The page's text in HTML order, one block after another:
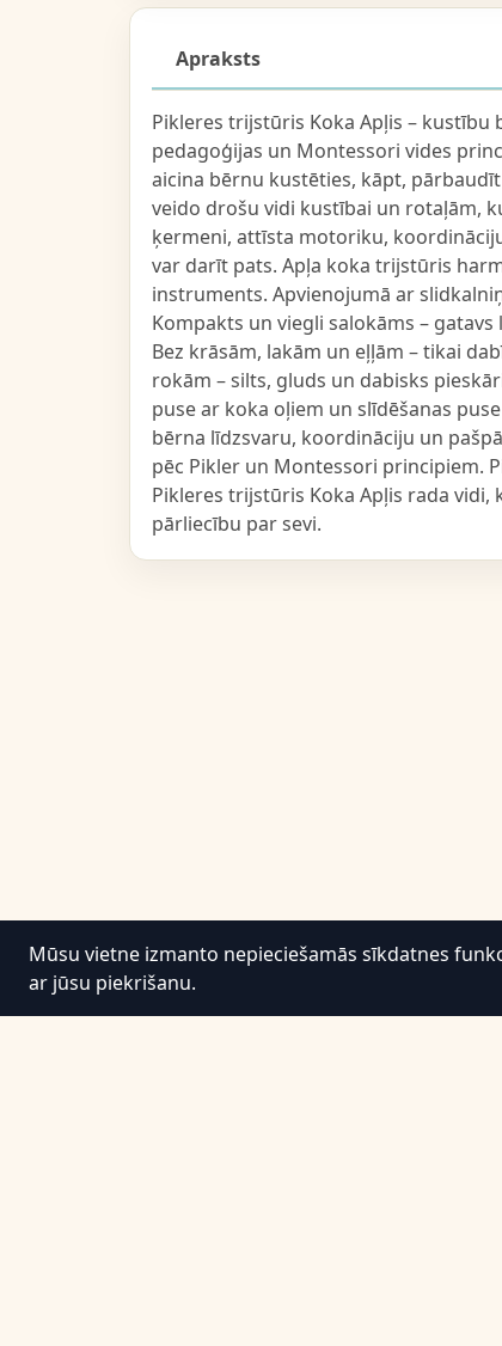
Apraksts
Pikleres trijstūris Koka Apļis –
pedagoģijas un Montessori vides
aicina bērnu kustēties, kāpt,
veido drošu vidi kustībai un rotaļām,
ķermeni, attīsta motoriku,
var darīt pats. Apļa koka trijstūris
instruments. Apvienojumā ar
Kompakts un viegli salokāms –
Bez krāsām, lakām un eļļām – tikai
rokām – silts, gluds un dabisks
puse ar koka oļiem un slīdēšanas
bērna līdzsvaru, koordināciju un
pēc Pikler un Montessori principiem.
Pikleres trijstūris Koka Apļis rada
pārliecību par sevi.
Mūsu vietne izmanto nepieciešamās sīkdatnes
ar jūsu piekrišanu.